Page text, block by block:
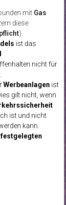
mit Gas
diese
).
ist das
nicht für
Werbeanlagen ist
gilt nicht, wenn
ist und nicht
kann.
festgelegten